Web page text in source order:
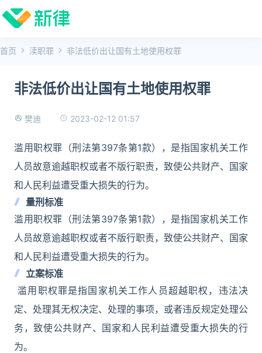
首页 渎职罪 非法低价出让国有土地使用权罪
非法低价出让国有土地使用权罪
樊迪 2023-02-12 01:57
滥用职权罪（刑法第397条第1款），是指国家机关工作
人员故意逾越职权或者不版行职责，致使公共财产、国家
和人民利益遭受重大损失的行为。
量刑标准
滥用职权罪（刑法第397条第1款），是指国家机关工作
人员故意逾越职权或者不版行职责，致使公共财产、国家
和人民利益遭受重大损失的行为。
立案标准
滥用职权罪是指国家机关工作人员超越职权，违法决
定、处理其无权决定、处理的事项，或者违反规定处理公
务，致使公共财产、国家和人民利益遭受重大损失的行
为。